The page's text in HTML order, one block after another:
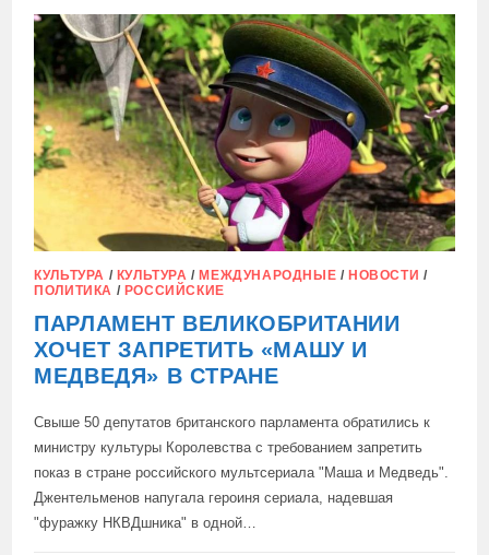
НАЗВАЛ
ЖЕЛАНИЕ
ЗАПРЕТИТЬ
«МАШУ
И
МЕДВЕДЯ»
КСЕНОФОБИЕЙ
КУЛЬТУРА / КУЛЬТУРА /МЕЖДУНАРОДНЫЕ /НОВОСТИ /
ПОЛИТИКА / РОССИЙСКИЕ
ПАРЛАМЕНТ ВЕЛИКОБРИТАНИИ
ХОЧЕТ ЗАПРЕТИТЬ «МАШУ И
МЕДВЕДЯ» В СТРАНЕ
Свыше 50 депутатов британского парламента обратились к
министру культуры Королевства с требованием запретить
показ в стране российского мультсериала "Маша и Медведь".
Джентельменов напугала героиня сериала, надевшая
"фуражку НКВДшника" в одной…